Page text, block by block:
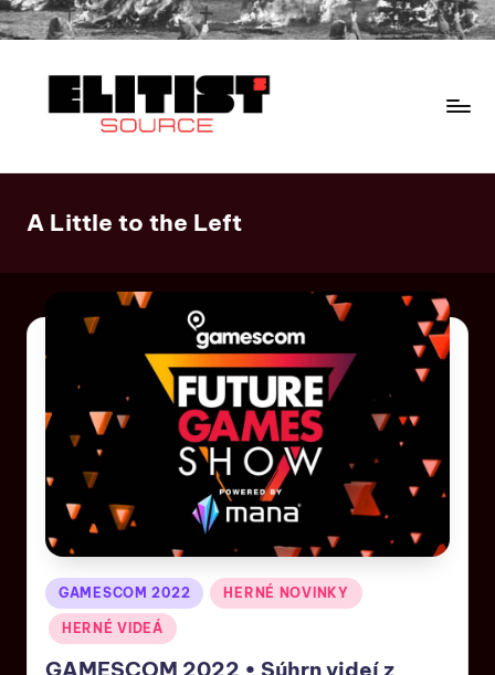
A Little to the Left
GAMESCOM 2022 HERNÉ NOVINKY
HERNÉ VIDEÁ
GAMESCOM 2022 • Súhrn videí z